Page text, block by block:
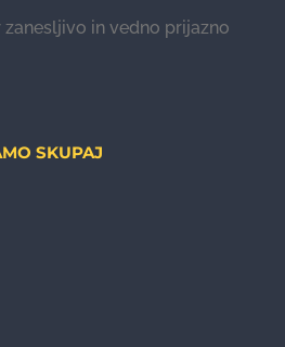
in vedno prijazno
SKUPAJ